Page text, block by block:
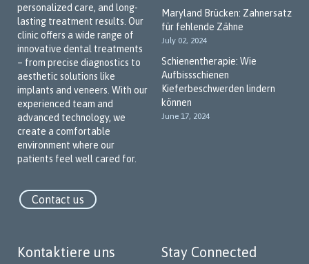
personalized care, and long-
lasting treatment results. Our
clinic offers a wide range of
innovative dental treatments
– from precise diagnostics to
aesthetic solutions like
implants and veneers. With our
experienced team and
advanced technology, we
create a comfortable
environment where our
patients feel well cared for.
Contact us
Maryland Brücken: Zahnersatz
für fehlende Zähne
July 02, 2024
Schienentherapie: Wie
Aufbissschienen
Kieferbeschwerden lindern
können
June 17, 2024
Kontaktiere uns Stay Connected